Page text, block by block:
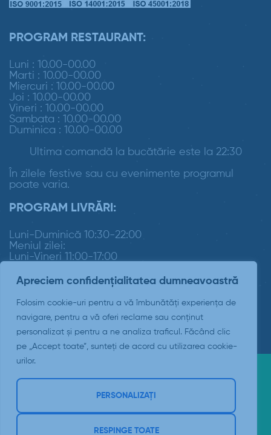
Apreciem confidențialitatea dumneavoastră
Folosim cookie-uri pentru a vă îmbunătăți experiența de
navigare, pentru a vă oferi reclame sau conținut
personalizat și pentru a ne analiza traficul. Făcând clic
pe „Accept toate”, sunteți de acord cu utilizarea cookie-
urilor.
PERSONALIZAȚI
RESPINGE TOATE
PROGRAM RESTAURANT:
Luni : 10.00-00.00
Marti : 10.00-00.00
Miercuri : 10.00-00.00
Joi : 10.00-00.00
Vineri : 10.00-00.00
Sambata : 10.00-00.00
Duminica : 10.00-00.00
Ultima comandă la bucătărie este la 22:30
În zilele festive sau cu evenimente programul
poate varia.
PROGRAM LIVRĂRI:
Luni-Duminică 10:30-22:00
Meniul zilei:
Luni-Vineri 11:00-17:00